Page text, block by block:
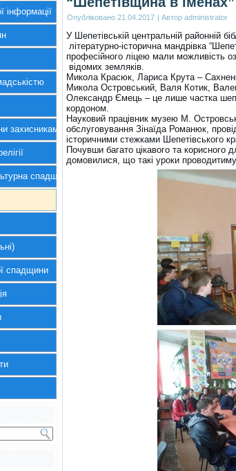
інформації
захисникам України
спадщина
спадщини
Опубліковано 21.04.2017 | Автор administrator
У Шепетівській центральній районній
літературно-історична мандрівка
професійного ліцею мали можливість
відомих земляків.
Микола Красюк, Лариса Крута –
Микола Островський, Валя Котик,
Олександр Ємець – це лише частка
кордоном.
Науковий працівник музею М.
обслуговування Зінаїда Романюк,
історичними стежками Шепетівського
Почувши багато цікавого та
домовилися, що такі уроки